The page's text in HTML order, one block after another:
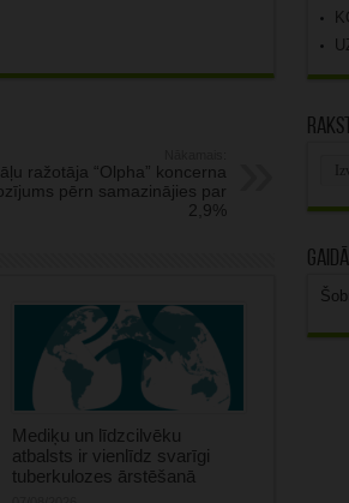
ražotāja “Olpha” koncerna
pērn samazinājies par
2,9%
Mediķu un līdzcilvēku
atbalsts ir vienlīdz svarīgi
tuberkulozes ārstēšanā